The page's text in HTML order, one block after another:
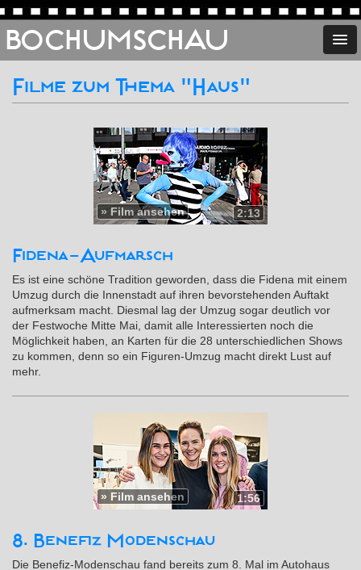
BOCHUMSCHAU
Filme zum Thema "Haus"
2:13
» Film ansehen
Fidena-Aufmarsch
Es ist eine schöne Tradition geworden, dass die Fidena mit einem
Umzug durch die Innenstadt auf ihren bevorstehenden Auftakt
aufmerksam macht. Diesmal lag der Umzug sogar deutlich vor
der Festwoche Mitte Mai, damit alle Interessierten noch die
Möglichkeit haben, an Karten für die 28 unterschiedlichen Shows
zu kommen, denn so ein Figuren-Umzug macht direkt Lust auf
mehr.
1:56
» Film ansehen
8. Benefiz Modenschau
Die Benefiz-Modenschau fand bereits zum 8. Mal im Autohaus